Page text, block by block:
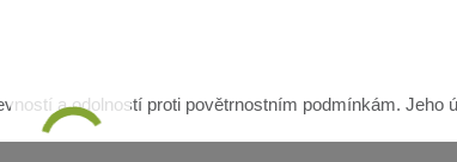
a odolností proti povětrnostním podmínkám. Jeho